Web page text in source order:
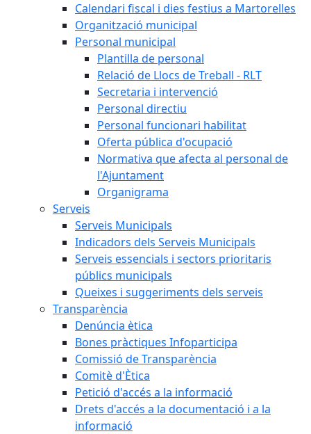
Calendari fiscal i dies festius a Martorelles
Organització municipal
Personal municipal
Plantilla de personal
Relació de Llocs de Treball - RLT
Secretaria i intervenció
Personal directiu
Personal funcionari habilitat
Oferta pública d'ocupació
Normativa que afecta al personal de
l'Ajuntament
Organigrama
Serveis
Serveis Municipals
Indicadors dels Serveis Municipals
Serveis essencials i sectors prioritaris
públics municipals
Queixes i suggeriments dels serveis
Transparència
Denúncia ètica
Bones pràctiques Infoparticipa
Comissió de Transparència
Comitè d'Ètica
Petició d'accés a la informació
Drets d'accés a la documentació i a la
informació